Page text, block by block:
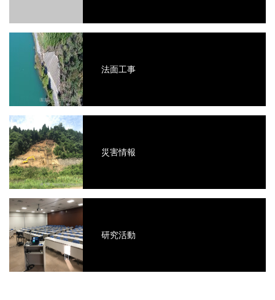
法面工事
災害情報
研究活動